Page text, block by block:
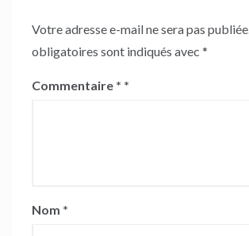
Votre adresse e-mail ne sera pas publiée.
obligatoires sont indiqués avec *
Commentaire *
Nom *